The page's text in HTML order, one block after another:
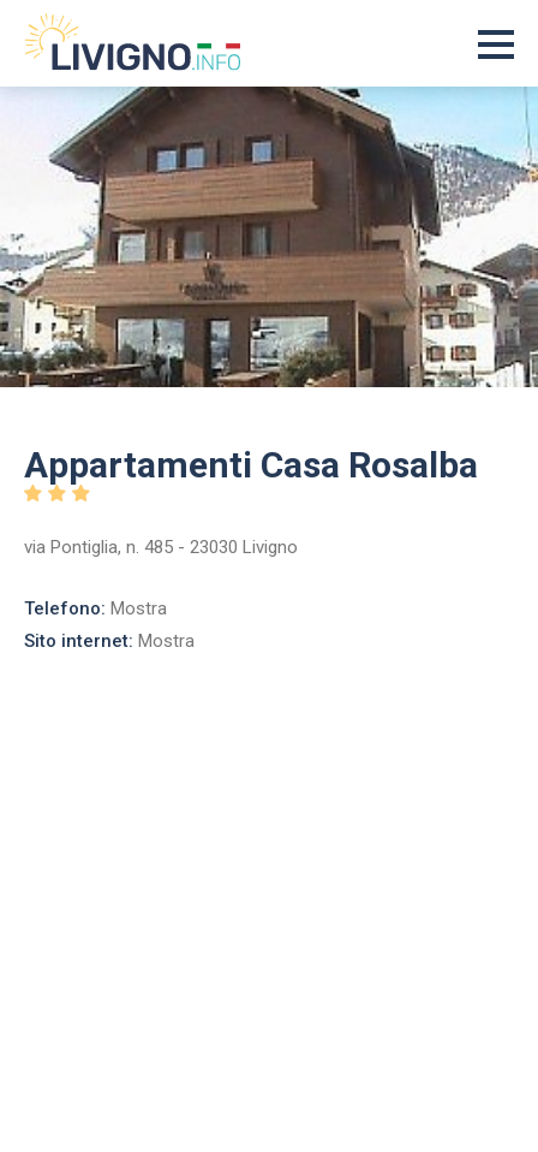
Appartamenti Casa Rosalba
via Pontiglia, n. 485 - 23030 Livigno
Telefono: Mostra
Sito internet: Mostra